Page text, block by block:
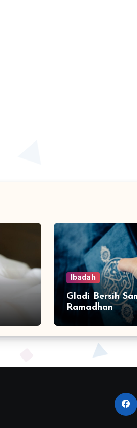
Ibadah
Gladi Bersih
Ramadhan